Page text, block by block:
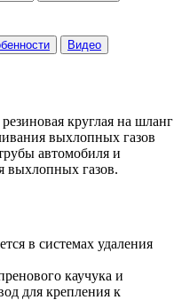
Видео
резиновая круглая на шланг
выхлопных газов
автомобиля и
выхлопных газов.
в системах удаления
каучука и
для крепления к